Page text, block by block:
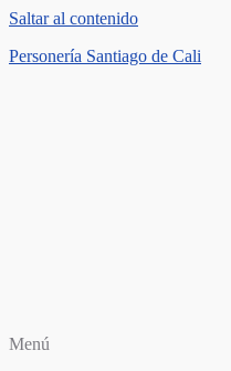
Saltar al contenido
Personería Santiago de Cali
Menú